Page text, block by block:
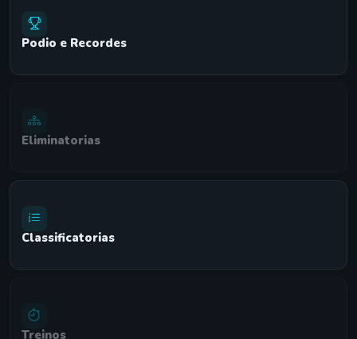
Podio e Recordes
Eliminatorias
Classificatorias
Treinos